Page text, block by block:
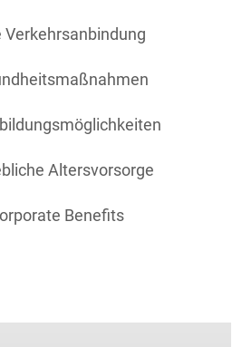
Verkehrsanbindung
Altersvorsorge
Benefits